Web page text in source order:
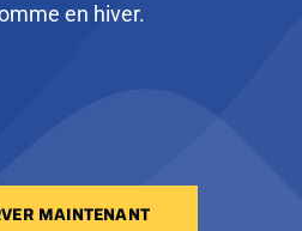
en hiver.
MAINTENANT